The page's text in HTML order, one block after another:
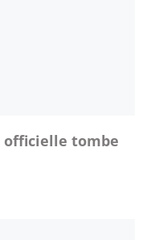
officielle tombe